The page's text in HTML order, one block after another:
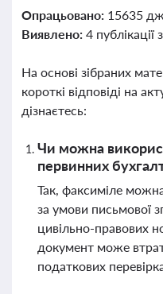
Опрацьовано: 15635
Виявлено: 4 публікації
На основі зібраних
короткі відповіді на
дізнаєтесь:
Чи можна
первинних
Так, факсиміле
за умови письмової
цивільно-правових
документ може
податкових